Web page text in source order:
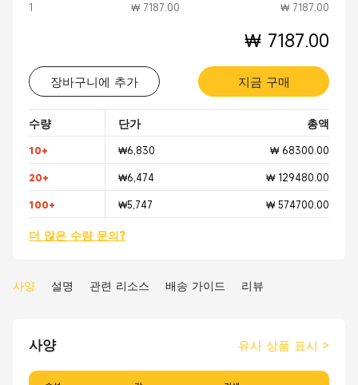
1
₩ 7187.00
₩ 7187.00
₩ 7187.00
장바구니에 추가 지금 구매
수량 단가 총액
10+ ₩6,830 ₩ 68300.00
20+ ₩6,474 ₩ 129480.00
100+ ₩5,747 ₩ 574700.00
더 많은 수량 문의?
사양 설명 관련 리소스 배송 가이드 리뷰
사양 유사 상품 표시 >